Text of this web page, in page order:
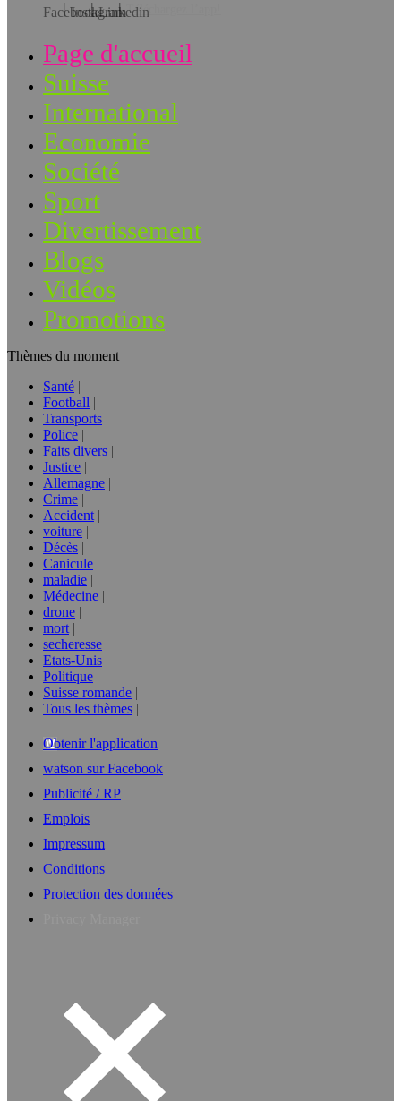
Téléchargez l’app!
Page d'accueil
Suisse
International
Economie
Société
Sport
Divertissement
Blogs
Vidéos
Promotions
Thèmes du moment
Santé
Football
Transports
Police
Faits divers
Justice
Allemagne
Crime
Accident
voiture
Décès
Canicule
maladie
Médecine
drone
mort
secheresse
Etats-Unis
Politique
Suisse romande
Tous les thèmes
Obtenir l'application
watson sur Facebook
Publicité / RP
Emplois
Impressum
Conditions
Protection des données